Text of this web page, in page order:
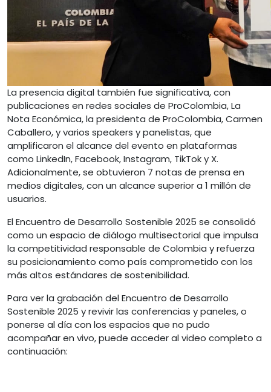
La presencia digital también fue significativa, con
publicaciones en redes sociales de ProColombia, La
Nota Económica, la presidenta de ProColombia, Carmen
Caballero, y varios speakers y panelistas, que
amplificaron el alcance del evento en plataformas
como LinkedIn, Facebook, Instagram, TikTok y X.
Adicionalmente, se obtuvieron 7 notas de prensa en
medios digitales, con un alcance superior a 1 millón de
usuarios.
El Encuentro de Desarrollo Sostenible 2025 se consolidó
como un espacio de diálogo multisectorial que impulsa
la competitividad responsable de Colombia y refuerza
su posicionamiento como país comprometido con los
más altos estándares de sostenibilidad.
Para ver la grabación del Encuentro de Desarrollo
Sostenible 2025 y revivir las conferencias y paneles, o
ponerse al día con los espacios que no pudo
acompañar en vivo, puede acceder al video completo a
continuación: